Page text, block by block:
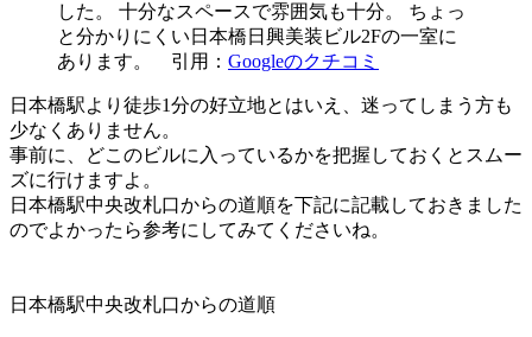
した。 十分なスペースで雰囲気も十分。 ちょっ
と分かりにくい日本橋日興美装ビル2Fの一室に
あります。 引用： Googleのクチコミ
日本橋駅より徒歩1分の好立地とはいえ、 迷ってしまう方も
少なくありません。
事前に、どこのビルに入っているかを把握 しておくとスムー
ズに行けますよ。
日本橋駅中央改札口からの道順を下記に記載しておきました
のでよかったら参考にしてみてくださいね。
日本橋駅中央改札口からの道順